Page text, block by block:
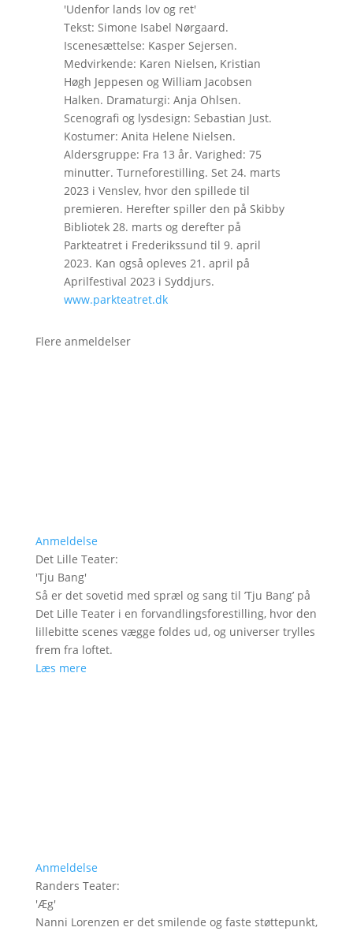
'Udenfor lands lov og ret'
Tekst: Simone Isabel Nørgaard.
Iscenesættelse: Kasper Sejersen.
Medvirkende: Karen Nielsen, Kristian
Høgh Jeppesen og William Jacobsen
Halken. Dramaturgi: Anja Ohlsen.
Scenografi og lysdesign: Sebastian Just.
Kostumer: Anita Helene Nielsen.
Aldersgruppe: Fra 13 år. Varighed: 75
minutter. Turneforestilling. Set 24. marts
2023 i Venslev, hvor den spillede til
premieren. Herefter spiller den på Skibby
Bibliotek 28. marts og derefter på
Parkteatret i Frederikssund til 9. april
2023. Kan også opleves 21. april på
Aprilfestival 2023 i Syddjurs.
www.parkteatret.dk
Flere anmeldelser
Anmeldelse
Det Lille Teater:
'Tju Bang'
Så er det sovetid med spræl og sang til ’Tju Bang’ på
Det Lille Teater i en forvandlingsforestilling, hvor den
lillebitte scenes vægge foldes ud, og universer trylles
frem fra loftet.
Læs mere
Anmeldelse
Randers Teater:
'Æg'
Nanni Lorenzen er det smilende og faste støttepunkt,